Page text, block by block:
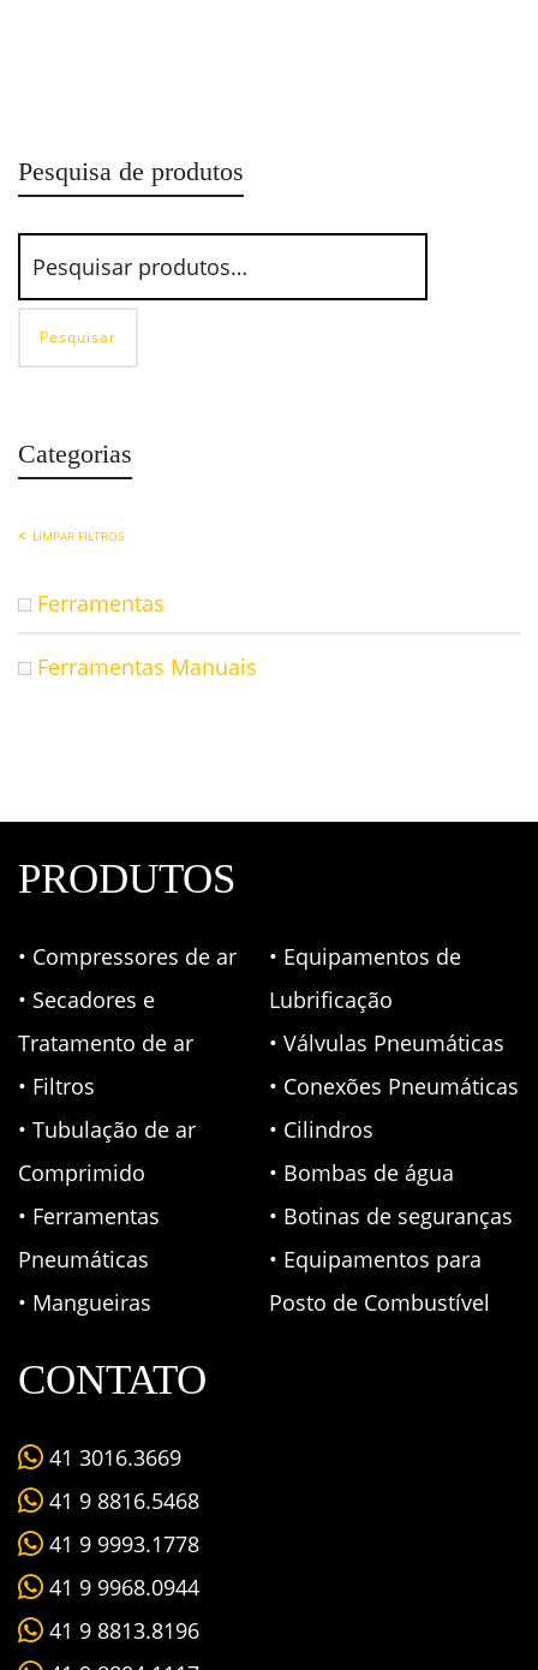
Pesquisa de produtos
Pesquisar
Categorias
LIMPAR FILTROS
Ferramentas
Ferramentas Manuais
PRODUTOS
• Compressores de ar
• Secadores e
Tratamento de ar
• Filtros
• Tubulação de ar
Comprimido
• Ferramentas
Pneumáticas
• Mangueiras
• Equipamentos de
Lubrificação
• Válvulas Pneumáticas
• Conexões Pneumáticas
• Cilindros
• Bombas de água
• Botinas de seguranças
• Equipamentos para
Posto de Combustível
CONTATO
41 3016.3669
41 9 8816.5468
41 9 9993.1778
41 9 9968.0944
41 9 8813.8196